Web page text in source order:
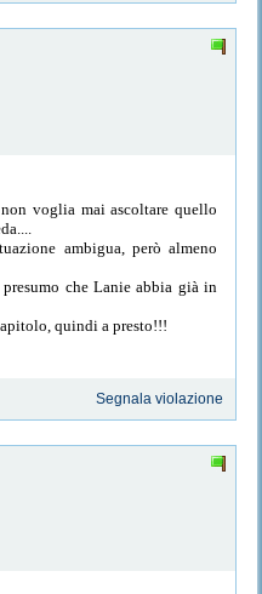
voglia mai ascoltare quello
ambigua, però almeno
che Lanie abbia già in
quindi a presto!!!
Segnala violazione